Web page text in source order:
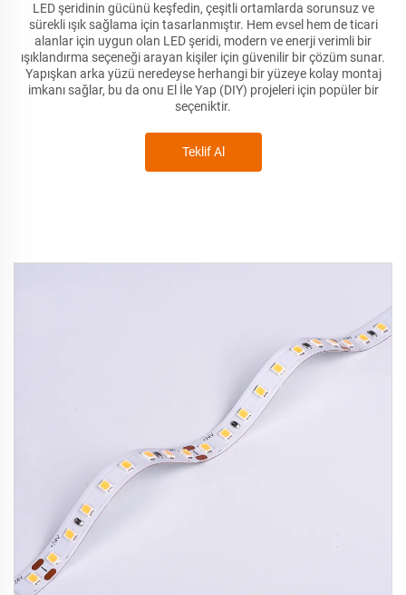
LED şeridinin gücünü keşfedin, çeşitli ortamlarda sorunsuz ve
sürekli ışık sağlama için tasarlanmıştır. Hem evsel hem de ticari
alanlar için uygun olan LED şeridi, modern ve enerji verimli bir
ışıklandırma seçeneği arayan kişiler için güvenilir bir çözüm sunar.
Yapışkan arka yüzü neredeyse herhangi bir yüzeye kolay montaj
imkanı sağlar, bu da onu El İle Yap (DIY) projeleri için popüler bir
seçeniktir.
Teklif Al